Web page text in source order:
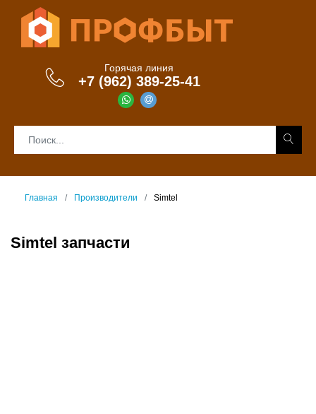
Горячая линия
+7 (962) 389-25-41
Главная Производители Simtel
Simtel запчасти